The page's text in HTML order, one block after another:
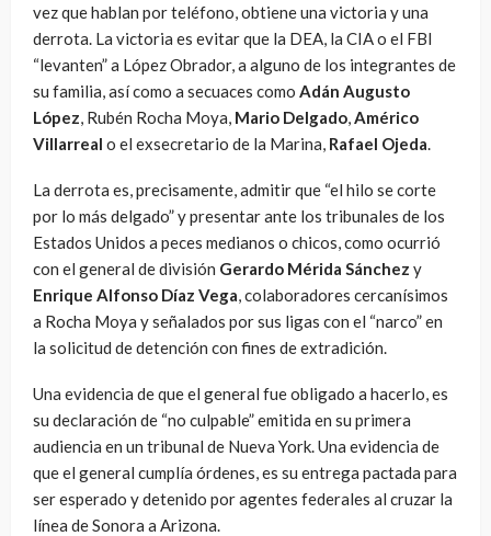
vez que hablan por teléfono, obtiene una victoria y una
derrota. La victoria es evitar que la DEA, la CIA o el FBI
“levanten” a López Obrador, a alguno de los integrantes de
su familia, así como a secuaces como Adán Augusto
López, Rubén Rocha Moya, Mario Delgado,Américo
Villarreal o el exsecretario de la Marina, Rafael Ojeda.
La derrota es, precisamente, admitir que “el hilo se corte
por lo más delgado” y presentar ante los tribunales de los
Estados Unidos a peces medianos o chicos, como ocurrió
con el general de división Gerardo Mérida Sánchez y
Enrique Alfonso Díaz Vega, colaboradores cercanísimos
a Rocha Moya y señalados por sus ligas con el “narco” en
la solicitud de detención con fines de extradición.
Una evidencia de que el general fue obligado a hacerlo, es
su declaración de “no culpable” emitida en su primera
audiencia en un tribunal de Nueva York. Una evidencia de
que el general cumplía órdenes, es su entrega pactada para
ser esperado y detenido por agentes federales al cruzar la
línea de Sonora a Arizona.